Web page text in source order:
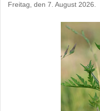
Freitag, den 7. August 2026.